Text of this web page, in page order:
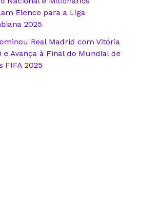
Elenco para a Liga
2025
Real Madrid com Vitória
e Avança à Final do Mundial de
FIFA 2025